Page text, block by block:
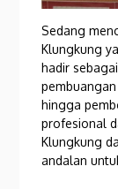
Sedang
Klungkung
hadir
hingga
profesional
Klungkung
andalan